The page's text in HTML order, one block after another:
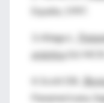
España, 1997.
3. Aliaga L.
práctica.Ed.
4. Scott DB.
Panamericana.